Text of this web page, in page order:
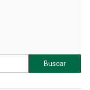
Buscar: